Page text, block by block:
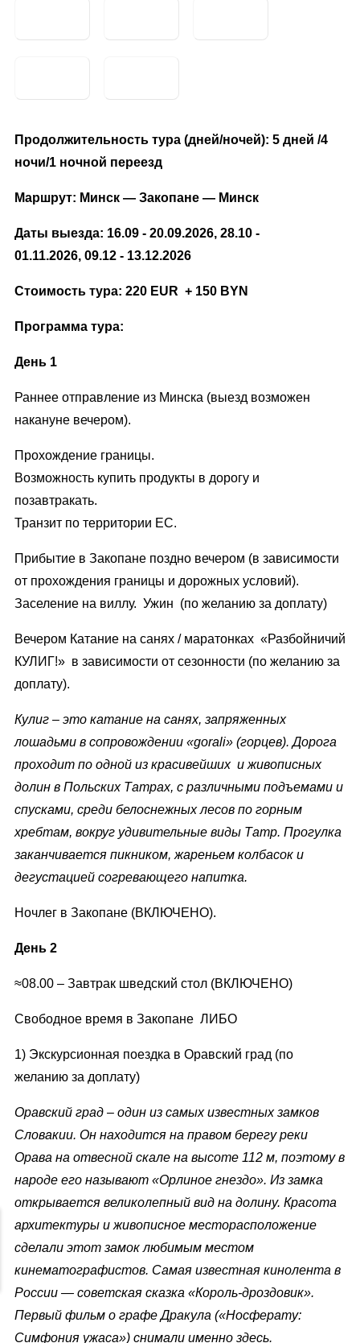
Продолжительность тура (дней/ночей): 5 дней /4
ночи/1 ночной переезд
Маршрут: Минск — Закопане — Минск
Даты выезда: 16.09 - 20.09.2026, 28.10 -
01.11.2026, 09.12 - 13.12.2026
Стоимость тура: 220 EUR + 150 BYN
Программа тура:
День 1
Раннее отправление из Минска (выезд возможен
накануне вечером).
Прохождение границы.
Возможность купить продукты в дорогу и
позавтракать.
Транзит по территории ЕС.
Прибытие в Закопане поздно вечером (в зависимости
от прохождения границы и дорожных условий).
Заселение на виллу. Ужин (по желанию за доплату)
Вечером Катание на санях / маратонках «Разбойничий
КУЛИГ!» в зависимости от сезонности (по желанию за
доплату).
Кулиг – это катание на санях, запряженных
лошадьми в сопровождении «gorali» (горцев). Дорога
проходит по одной из красивейших и живописных
долин в Польских Татрах, с различными подъемами и
спусками, среди белоснежных лесов по горным
хребтам, вокруг удивительные виды Татр. Прогулка
заканчивается пикником, жареньем колбасок и
дегустацией согревающего напитка.
Ночлег в Закопане (ВКЛЮЧЕНО).
День 2
≈08.00 – Завтрак шведский стол (ВКЛЮЧЕНО)
Свободное время в Закопане ЛИБО
1) Экскурсионная поездка в Оравский град (по
желанию за доплату)
Оравский град – один из самых известных замков
Словакии. Он находится на правом берегу реки
Орава на отвесной скале на высоте 112 м, поэтому в
народе его называют «Орлиное гнездо». Из замка
открывается великолепный вид на долину. Красота
архитектуры и живописное месторасположение
сделали этот замок любимым местом
кинематографистов. Самая известная кинолента в
России — советская сказка «Король-дроздовик».
Первый фильм о графе Дракула («Носферату:
Симфония ужаса») снимали именно здесь.